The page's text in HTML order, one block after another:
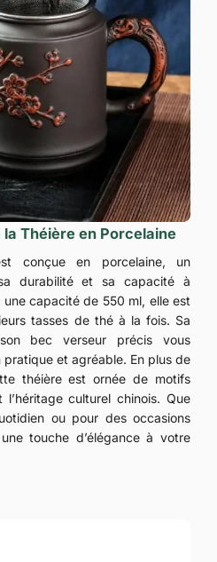
Théière en Porcelaine
conçue en porcelaine, un
durabilité et sa capacité à
capacité de 550 ml, elle est
tasses de thé à la fois. Sa
bec verseur précis vous
et agréable. En plus de
théière est ornée de motifs
culturel chinois. Que
ou pour des occasions
touche d’élégance à votre